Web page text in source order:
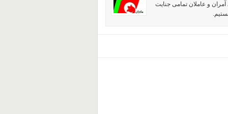
و عاملان تمامی جنایت